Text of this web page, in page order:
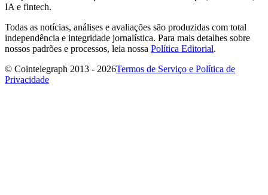
IA e fintech.
Todas as notícias, análises e avaliações são produzidas com total
independência e integridade jornalística. Para mais detalhes sobre
nossos padrões e processos, leia nossa Política Editorial.
© Cointelegraph 2013 - 2026Termos de Serviço e Política de
Privacidade